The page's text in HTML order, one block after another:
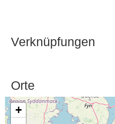
Verknüpfungen
Orte
+